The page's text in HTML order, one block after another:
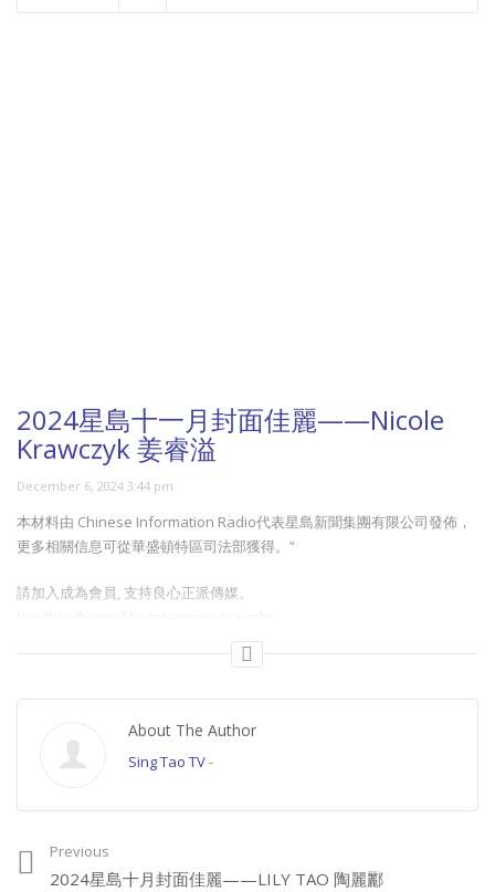
2024星島十一月封面佳麗——Nicole
Krawczyk 姜睿溢
December 6, 2024 3:44 pm
本材料由 Chinese Information Radio代表星島新聞集團有限公司發佈，
更多相關信息可從華盛頓特區司法部獲得。”
請加入成為會員, 支持良心正派傳媒。
Join this channel to get access to perks:
https://www.youtube.com/channel/UCYWSlgQB1BpfQTkNm_P5qIw/join
星島封面佳麗About The Author
Sing Tao TV-
Previous
2024星島十月封面佳麗——LILY TAO 陶麗酈